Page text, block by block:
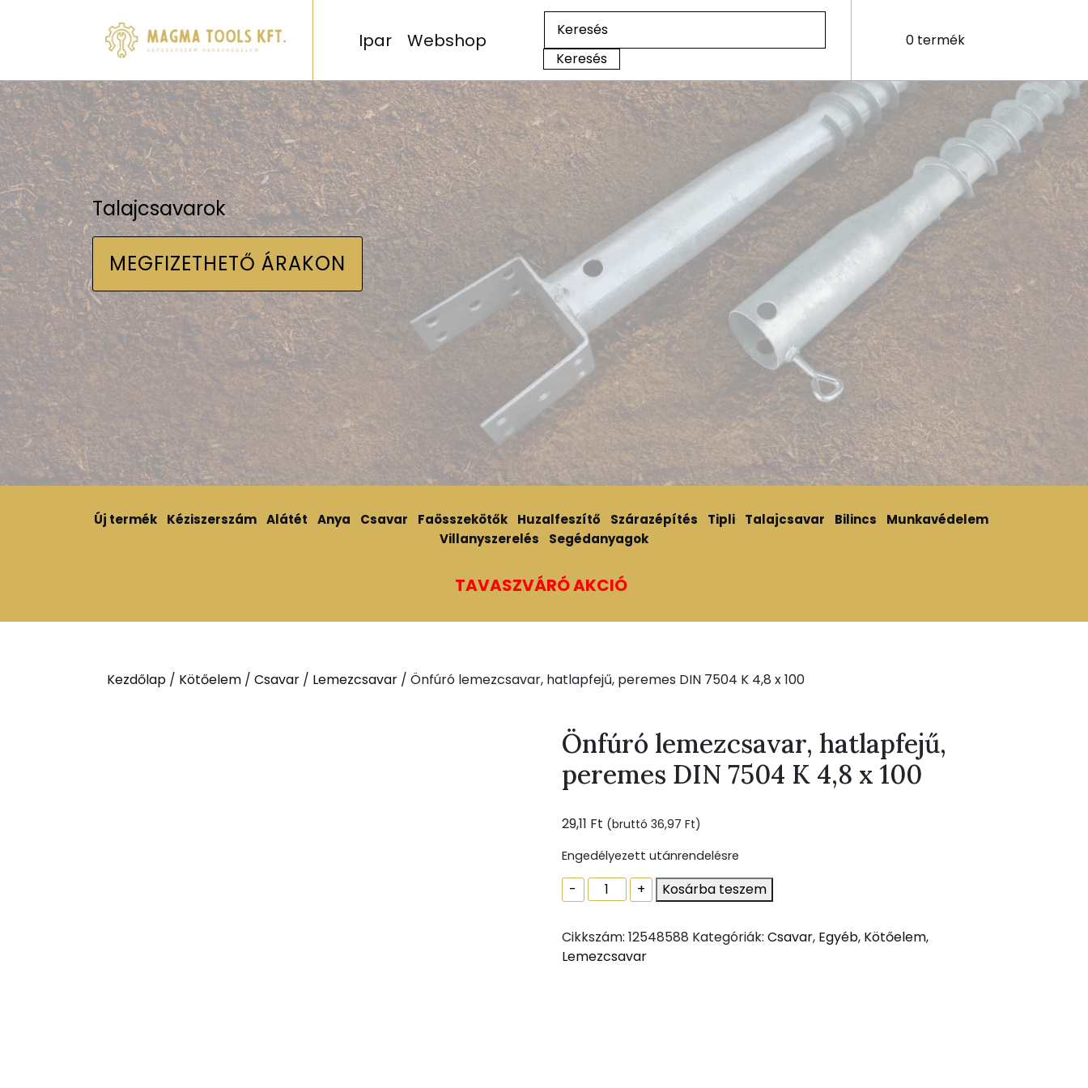
Ipar Webshop 0 termék
Talajcsavarok
MEGFIZETHETŐ ÁRAKON
Új termék Kéziszerszám Alátét Anya Csavar Faösszekötők Huzalfeszítő Szárazépítés Tipli Talajcsavar Bilincs
Munkavédelem
Villanyszerelés
Segédanyagok
TAVASZVÁRÓ AKCIÓ
Kezdőlap / Kötőelem / Csavar / Lemezcsavar / Önfúró lemezcsavar, hatlapfejű, peremes DIN 7504 K 4,8 x 100
Önfúró lemezcsavar, hatlapfejű,
peremes DIN 7504 K 4,8 x 100
29,11 Ft (bruttó 36,97 Ft)
Engedélyezett utánrendelésre
-
Önfúró
lemezcsavar,
peremes
DIN
+ Kosárba teszem
Cikkszám: 12548588 Kategóriák: Csavar, Egyéb, Kötőelem,
Lemezcsavar